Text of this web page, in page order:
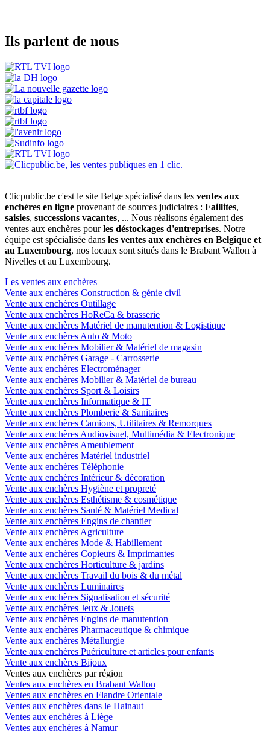
Ils parlent de nous
Clicpublic.be c'est le site Belge spécialisé dans les ventes aux
enchères en ligne provenant de sources judiciaires : Faillites,
saisies, successions vacantes, ... Nous réalisons également des
ventes aux enchères pourles déstockages d'entreprises. Notre
équipe est spécialisée dans les ventes aux enchères en Belgique et
au Luxembourg, nos locaux sont situés dans le Brabant Wallon à
Nivelles et au Luxembourg.
Les ventes aux enchères
Vente aux enchères Construction & génie civil
Vente aux enchères Outillage
Vente aux enchères HoReCa & brasserie
Vente aux enchères Matériel de manutention & Logistique
Vente aux enchères Auto & Moto
Vente aux enchères Mobilier & Matériel de magasin
Vente aux enchères Garage - Carrosserie
Vente aux enchères Electroménager
Vente aux enchères Mobilier & Matériel de bureau
Vente aux enchères Sport & Loisirs
Vente aux enchères Informatique & IT
Vente aux enchères Plomberie & Sanitaires
Vente aux enchères Camions, Utilitaires & Remorques
Vente aux enchères Audiovisuel, Multimédia & Electronique
Vente aux enchères Ameublement
Vente aux enchères Matériel industriel
Vente aux enchères Téléphonie
Vente aux enchères Intérieur & décoration
Vente aux enchères Hygiène et propreté
Vente aux enchères Esthétisme & cosmétique
Vente aux enchères Santé & Matériel Medical
Vente aux enchères Engins de chantier
Vente aux enchères Agriculture
Vente aux enchères Mode & Habillement
Vente aux enchères Copieurs & Imprimantes
Vente aux enchères Horticulture & jardins
Vente aux enchères Travail du bois & du métal
Vente aux enchères Luminaires
Vente aux enchères Signalisation et sécurité
Vente aux enchères Jeux & Jouets
Vente aux enchères Engins de manutention
Vente aux enchères Pharmaceutique & chimique
Vente aux enchères Métallurgie
Vente aux enchères Puériculture et articles pour enfants
Vente aux enchères Bijoux
Ventes aux enchères par région
Ventes aux enchères en Brabant Wallon
Ventes aux enchères en Flandre Orientale
Ventes aux enchères dans le Hainaut
Ventes aux enchères à Liège
Ventes aux enchères à Namur